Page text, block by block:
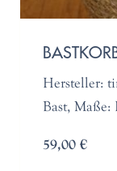
Hersteller:
Bast,
59,00 €